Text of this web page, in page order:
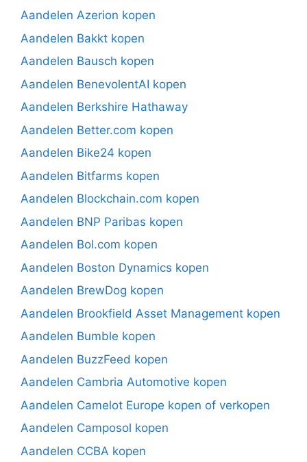
Aandelen Azerion kopen
Aandelen Bakkt kopen
Aandelen Bausch kopen
Aandelen BenevolentAI kopen
Aandelen Berkshire Hathaway
Aandelen Better.com kopen
Aandelen Bike24 kopen
Aandelen Bitfarms kopen
Aandelen Blockchain.com kopen
Aandelen BNP Paribas kopen
Aandelen Bol.com kopen
Aandelen Boston Dynamics kopen
Aandelen BrewDog kopen
Aandelen Brookfield Asset Management kopen
Aandelen Bumble kopen
Aandelen BuzzFeed kopen
Aandelen Cambria Automotive kopen
Aandelen Camelot Europe kopen of verkopen
Aandelen Camposol kopen
Aandelen CCBA kopen